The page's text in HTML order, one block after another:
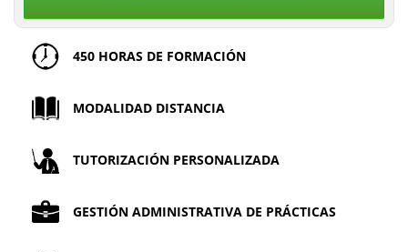
450 HORAS DE FORMACIÓN
MODALIDAD DISTANCIA
TUTORIZACIÓN PERSONALIZADA
GESTIÓN ADMINISTRATIVA DE PRÁCTICAS